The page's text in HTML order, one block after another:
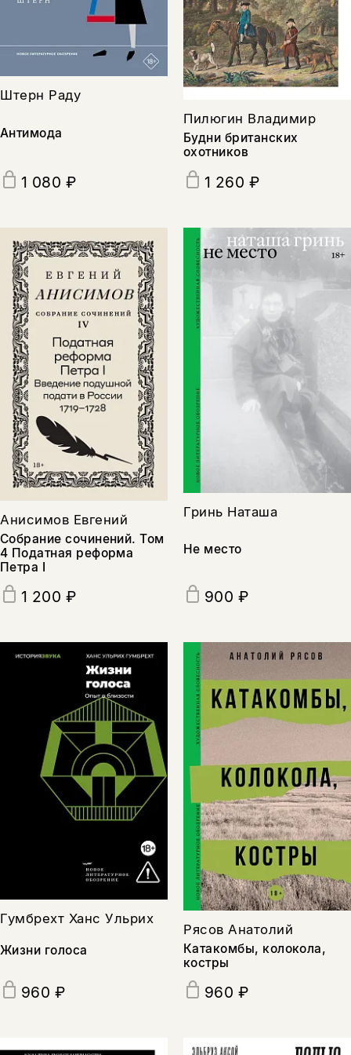
Штерн Раду
Антимода
1 080 ₽
Пилюгин Владимир
Будни британских
охотников
1 260 ₽
Анисимов Евгений
Собрание сочинений. Том
4 Податная реформа
Петра I
1 200 ₽
Гринь Наташа
Не место
900 ₽
Гумбрехт Ханс Ульрих
Жизни голоса
960 ₽
Рясов Анатолий
Катакомбы, колокола,
костры
960 ₽